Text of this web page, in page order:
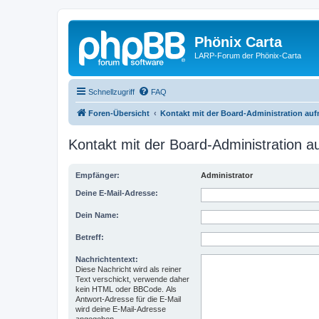
Phönix Carta
LARP-Forum der Phönix-Carta
Schnellzugriff FAQ
Foren-Übersicht Kontakt mit der Board-Administration
Kontakt mit der Board-Administration
Empfänger: Administrator
Deine E-Mail-Adresse:
Dein Name:
Betreff:
Nachrichtentext:
Diese Nachricht wird als reiner
Text verschickt, verwende daher
kein HTML oder BBCode. Als
Antwort-Adresse für die E-Mail
wird deine E-Mail-Adresse